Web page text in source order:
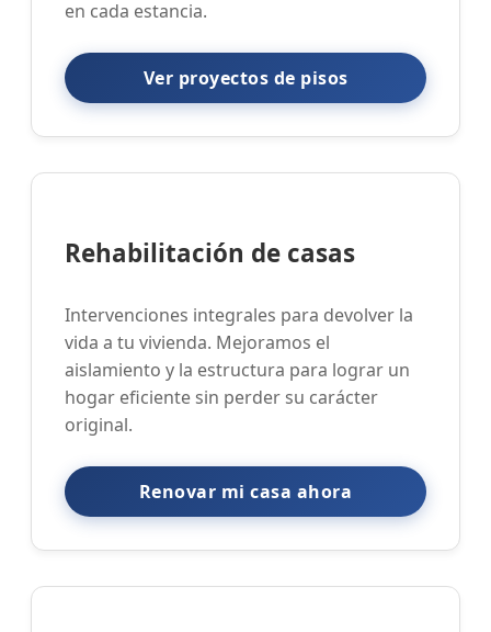
en cada estancia.
Ver proyectos de pisos
Rehabilitación de casas
Intervenciones integrales para devolver la
vida a tu vivienda. Mejoramos el
aislamiento y la estructura para lograr un
hogar eficiente sin perder su carácter
original.
Renovar mi casa ahora